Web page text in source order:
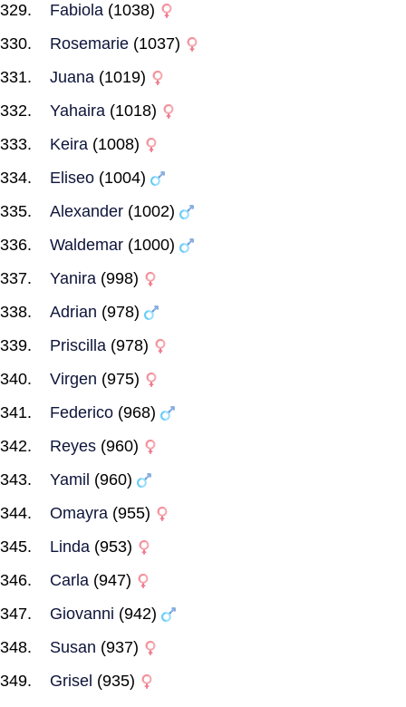
Fabiola (1038)
Rosemarie (1037)
Juana (1019)
Yahaira (1018)
Keira (1008)
Eliseo (1004)
Alexander (1002)
Waldemar (1000)
Yanira (998)
Adrian (978)
Priscilla (978)
Virgen (975)
Federico (968)
Reyes (960)
Yamil (960)
Omayra (955)
Linda (953)
Carla (947)
Giovanni (942)
Susan (937)
Grisel (935)